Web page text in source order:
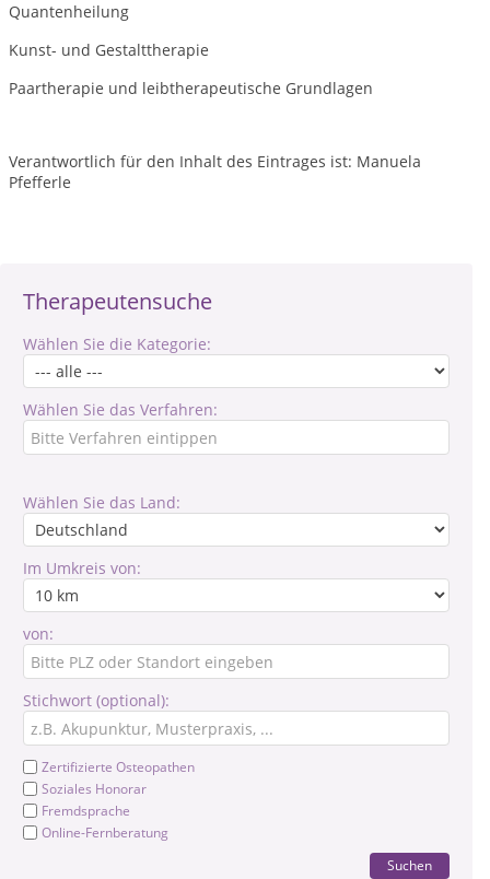
Therapeutensuche
Wählen Sie die Kategorie:
Wählen Sie das Verfahren:
Wählen Sie das Land:
Im Umkreis von:
von:
Stichwort (optional):
Zertifizierte Osteopathen
Soziales Honorar
Fremdsprache
Online-Fernberatung
Suchen
Quantenheilung
Kunst- und Gestalttherapie
Paartherapie und leibtherapeutische Grundlagen
Verantwortlich für den Inhalt des Eintrages ist: Manuela
Pfefferle